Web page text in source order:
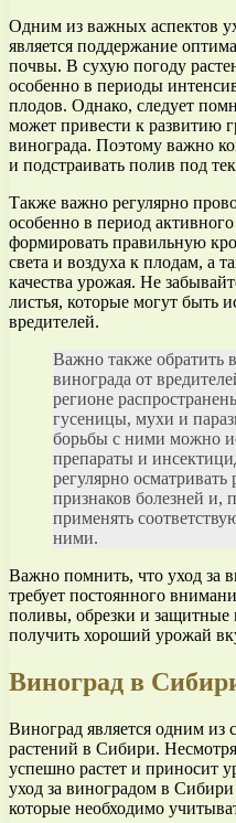
Одним из важных аспектов
является поддержание
почвы. В сухую погоду
особенно в периоды
плодов. Однако, следует
может привести к развитию
винограда. Поэтому важно
и подстраивать полив под
Также важно регулярно
особенно в период
формировать правильную
света и воздуха к плодам, а
качества урожая. Не
листья, которые могут быть
вредителей.
Важно также обратить
винограда от
регионе
гусеницы, мухи и
борьбы с ними можно
препараты и
регулярно осматривать
признаков болезней и,
применять
ними.
Важно помнить, что уход за
требует постоянного
поливы, обрезки и защитные
получить хороший урожай
Виноград в
Виноград является одним
растений в Сибири.
успешно растет и приносит
уход за виноградом в
которые необходимо